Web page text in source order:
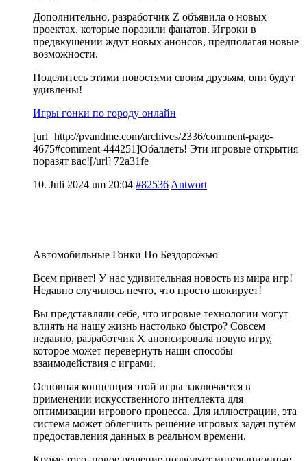
Дополнительно, разработчик Z объявила о новых
проектах, которые поразили фанатов. Игроки в
предвкушении ждут новых анонсов, предполагая новые
возможности.
Поделитесь этими новостями своим друзьям, они будут
удивлены!
Игры гонки по городу онлайн
[url=http://pvandme.com/archives/2336/comment-page-
4675#comment-444251]Обалдеть! Эти игровые открытия
поразят вас![/url] 72a31fe
10. Juli 2024 um 20:04 #82536 Antwort
Автомобильные Гонки По Бездорожью
Всем привет! У нас удивительная новость из мира игр!
Недавно случилось нечто, что просто шокирует!
Вы представляли себе, что игровые технологии могут
влиять на нашу жизнь настолько быстро? Совсем
недавно, разработчик X анонсировала новую игру,
которое может перевернуть наши способы
взаимодействия с играми.
Основная концепция этой игры заключается в
применении искусственного интеллекта для
оптимизации игрового процесса. Для иллюстрации, эта
система может облегчить решение игровых задач путём
предоставления данных в реальном времени.